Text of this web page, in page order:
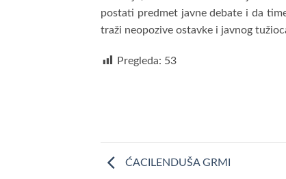
postati predmet javne debate i da
traži neopozive ostavke i javnog
Pregleda: 53
ĆACILENDUŠA GRMI